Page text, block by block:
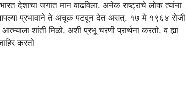
देशाचा जगात मान वाढविला. अनेक राष्ट्राचे लोक त्यांना
आपल्या प्रभावाने ते अचूक पटवून देत असत्. १७ मे १९६४ रोजी
शांती मिळो. अशी प्रभू चरणी प्रार्थना करतो. व ह्या
करतो